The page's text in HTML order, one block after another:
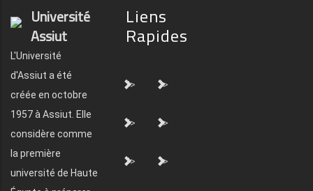
Université
Assiut
L'Université
d'Assiut a été
créée en octobre
1957 à Assiut. Elle
considère comme
la première
université de Haute
Liens
Rapides
"> ">
"> ">
"> ">